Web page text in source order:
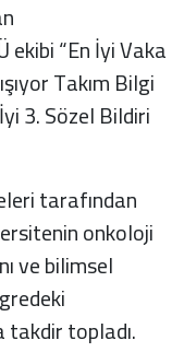
“En İyi Vaka
Takım Bilgi
3. Sözel Bildiri
tarafından
onkoloji
ve bilimsel
takdir topladı.